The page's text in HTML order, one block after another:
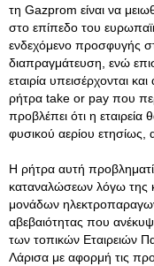
τη Gazprom είναι να
στο επίπεδο του
ενδεχόμενο προσφυγής
διαπραγμάτευση, ενώ
εταιρία υπεισέρχονται
ρήτρα take or pay που
προβλέπει ότι η
φυσικού αερίου ετησίως,
Η ρήτρα αυτή
καταναλώσεων λόγω της
μονάδων
αβεβαιότητας που
των τοπικών Εταιρειών
Λάρισα με αφορμή τις